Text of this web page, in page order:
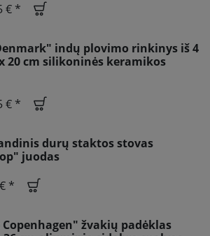
€ *
indų plovimo rinkinys iš 4
20 cm silikoninės keramikos
€ *
durų staktos stovas
juodas
*
žvakių padėklas